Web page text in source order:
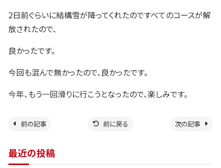
2日前ぐらいに結構雪が降ってくれたのですべてのコースが解
放されたので、
良かったです。
今回も混んで無かったので、良かったです。
今年、もう一回滑りに行こうとなったので、楽しみです。
前の記事 前に戻る 次の記事
最近の投稿